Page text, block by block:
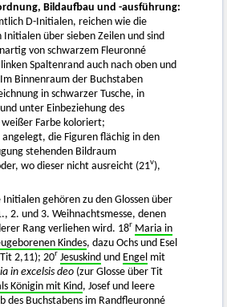
Bildaufbau und -ausführung:
D-Initialen, reichen wie die
über sieben Zeilen und sind
von schwarzem Fleuronné
Spaltenrand auch nach oben und
Binnenraum der Buchstaben
in schwarzer Tusche, in
unter Einbeziehung des
weißer Farbe koloriert;
die Figuren flächig in den
stehenden Bildraum
wo dieser nicht ausreicht (21v),
Initialen gehören zu den Glossen über
2. und 3. Weihnachtsmesse, denen
Rang verliehen wird. 18r Maria in
Kindes, dazu Ochs und Esel
2,11); 20r Jesuskind und Engel mit
in excelsis deo (zur Glosse über Tit
Königin mit Kind, Josef und leere
des Buchstabens im Randfleuronné